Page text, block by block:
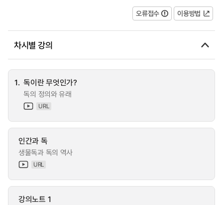
오류접수 이용방법
차시별 강의
1. 독이란 무엇인가?
독의 정의와 유래
URL
인간과 독
생물독과 독의 역사
URL
강의노트 1